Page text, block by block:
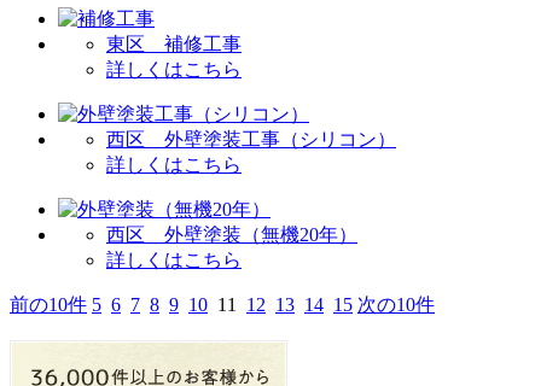
東区 補修工事
詳しくはこちら
西区 外壁塗装工事（シリコン）
詳しくはこちら
西区 外壁塗装（無機20年）
詳しくはこちら
前の10件 5 6 7 8 9 10 11 12 13 14 15 次の10件